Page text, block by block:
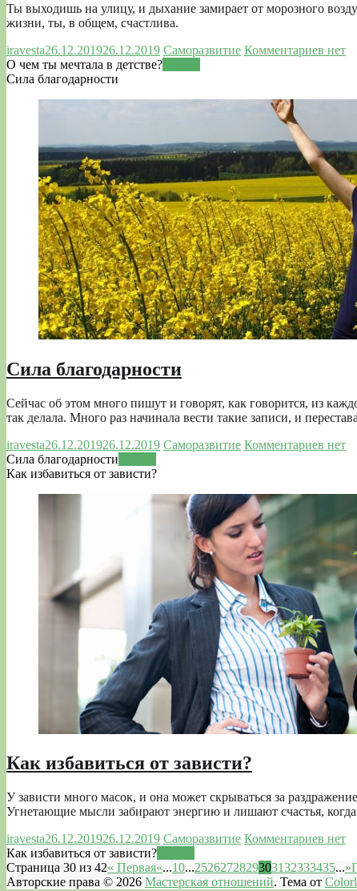
Ты выходишь на улицу, и дыхание замирает от морозного
жизни, ты, в общем, счастлива.
iravesta26.12.201926.12.2019 Саморазвитие Комментариев нет
О чем ты мечтала в детстве?
Сила благодарности
Сила благодарности
Сейчас об этом много пишут и говорят, как говорится, из
так делала. Много раз начинала вести такие записи, и
iravesta26.12.201926.12.2019 Саморазвитие Комментариев нет
Сила благодарности
Как избавиться от зависти?
Как избавиться от зависти?
У зависти много масок, и она может скрываться за
Угнетающие мысли забирают энергию и лишают счастья,
iravesta26.12.201926.12.2019 Саморазвитие Комментариев нет
Как избавиться от зависти?
Страница 30 из 42« Первая«...10...2526272829303132333435...»
Авторские права © 2026 Мастерская отношений. Тема от